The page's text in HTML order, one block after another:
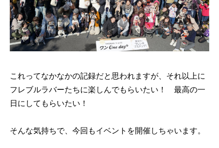
これってなかなかの記録だと思われますが、それ以上に
フレブルラバーたちに楽しんでもらいたい！ 最高の一
日にしてもらいたい！
そんな気持ちで、今回もイベントを開催しちゃいます。